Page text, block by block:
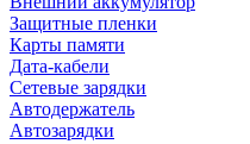
Защитные пленки
Карты памяти
Дата-кабели
Сетевые зарядки
Автодержатель
Автозарядки